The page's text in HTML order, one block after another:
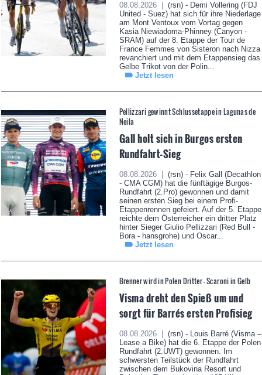
08.08.2026 |
(rsn) - Demi Vollering (FDJ
United - Suez) hat sich für ihre Niederlage
am Mont Ventoux vom Vortag gegen
Kasia Niewiadoma-Phinney (Canyon -
SRAM) auf der 8. Etappe der Tour de
France Femmes von Sisteron nach Nizza
revanchiert und mit dem Etappensieg das
Gelbe Trikot von der Polin...
Jetzt lesen
Pellizzari gewinnt Schlussetappe in Lagunas de
Neila
Gall holt sich in Burgos ersten
Rundfahrt-Sieg
08.08.2026 |
(rsn) - Felix Gall (Decathlon
- CMA CGM) hat die fünftägige Burgos-
Rundfahrt (2.Pro) gewonnen und damit
seinen ersten Sieg bei einem Profi-
Etappenrennen gefeiert. Auf der 5. Etappe
reichte dem Österreicher ein dritter Platz
hinter Sieger Giulio Pellizzari (Red Bull -
Bora - hansgrohe) und Oscar...
Jetzt lesen
Brenner wird in Polen Dritter - Scaroni in Gelb
Visma dreht den Spieß um und
sorgt für Barrés ersten Profisieg
08.08.2026 |
(rsn) - Louis Barré (Visma –
Lease a Bike) hat die 6. Etappe der
Rundfahrt (2.UWT) gewonnen. Im
schwersten Teilstück der Rundfahrt
zwischen dem Bukovina Resort und